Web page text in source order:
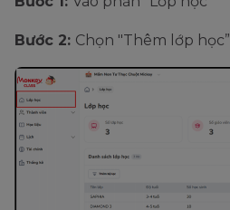
Bước 2: Chọn "Thêm lớp học”